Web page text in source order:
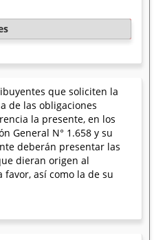
que soliciten la
de las obligaciones
la presente, en los
General N° 1.658 y su
deberán presentar las
dieran origen al
así como la de su